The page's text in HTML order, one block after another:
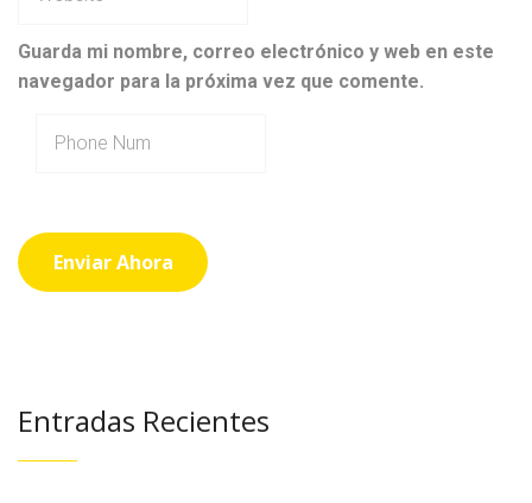
Guarda mi nombre, correo electrónico y web en este
navegador para la próxima vez que comente.
Entradas Recientes